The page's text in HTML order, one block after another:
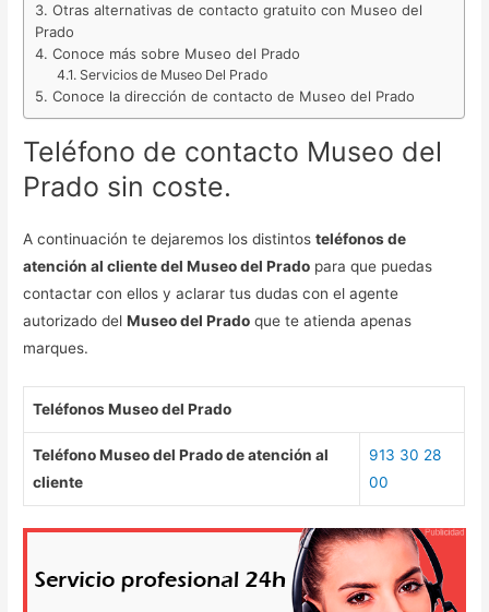
Otras alternativas de contacto gratuito con Museo del
Prado
Conoce más sobre Museo del Prado
Servicios de Museo Del Prado
Conoce la dirección de contacto de Museo del Prado
Teléfono de contacto Museo del
Prado sin coste.
A continuación te dejaremos los distintosteléfonos de
atención al cliente del Museo del Prado para que puedas
contactar con ellos y aclarar tus dudas con el agente
autorizado delMuseo del Prado que te atienda apenas
marques.
Teléfonos Museo del Prado
Teléfono Museo del Prado de atención al
cliente
913 30 28
00